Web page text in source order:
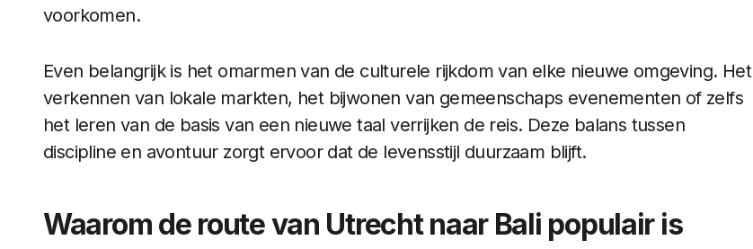
voorkomen.
Even belangrijk is het omarmen van de culturele rijkdom van elke nieuwe omgeving. Het
verkennen van lokale markten, het bijwonen van gemeenschaps evenementen of zelfs
het leren van de basis van een nieuwe taal verrijken de reis. Deze balans tussen
discipline en avontuur zorgt ervoor dat de levensstijl duurzaam blijft.
Waarom de route van Utrecht naar Bali populair is